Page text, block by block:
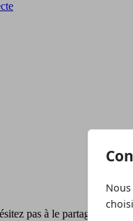
pas à le partagez avec